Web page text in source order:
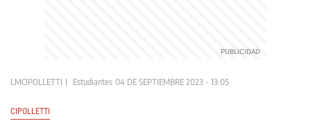
LMCIPOLLETTI Estudiantes 04 DE SEPTIEMBRE 2023 - 13:05
CIPOLLETTI